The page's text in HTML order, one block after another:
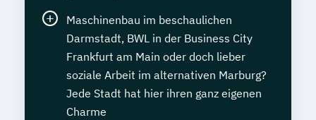
(SGD)
Geprüfte/r Web-Entwickler/in
Geprüfte/r Wirtschaftsfachwirt/in (IHK)
Geprüfte/r Handelsfachwirt/in (IHK)
Geprüfte/r Game Developer/in mit Unity
3D (SGD)
Maschinenbau im beschaulichen
Darmstadt, BWL in der Business City
Frankfurt am Main oder doch lieber
soziale Arbeit im alternativen Marburg?
Jede Stadt hat hier ihren ganz eigenen
Charme